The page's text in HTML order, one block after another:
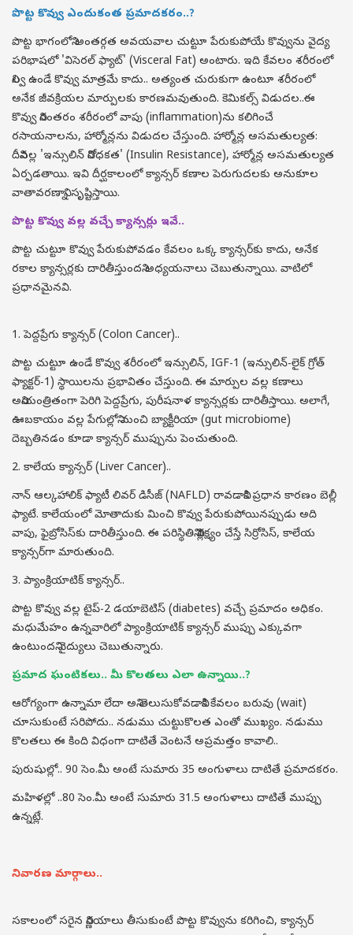
పొట్ట కొవ్వు ఎందుకంత ప్రమాదకరం..?
పొట్ట భాగంలోని అంతర్గత అవయవాల చుట్టూ పేరుకుపోయే కొవ్వును వైద్య
పరిభాషలో 'విసెరల్ ఫ్యాట్' (Visceral Fat) అంటారు. ఇది కేవలం శరీరంలో
నిల్వ ఉండే కొవ్వు మాత్రమే కాదు.. అత్యంత చురుకుగా ఉంటూ శరీరంలో
అనేక జీవక్రియల మార్పులకు కారణమవుతుంది. కెమికల్స్ విడుదల..ఈ
కొవ్వు నిరంతరం శరీరంలో వాపు (inflammation)ను కలిగించే
రసాయనాలను, హార్మోన్లను విడుదల చేస్తుంది. హార్మోన్ల అసమతుల్యత:
దీనివల్ల 'ఇన్సులిన్ నిరోధకత' (Insulin Resistance), హార్మోన్ల అసమతుల్యత
ఏర్పడతాయి. ఇవి దీర్ఘకాలంలో క్యాన్సర్ కణాల పెరుగుదలకు అనుకూల
వాతావరణాన్ని సృష్టిస్తాయి.
పొట్ట కొవ్వు వల్ల వచ్చే క్యాన్సర్లు ఇవే..
పొట్ట చుట్టూ కొవ్వు పేరుకుపోవడం కేవలం ఒక్క క్యాన్సర్‌కు కాదు, అనేక
రకాల క్యాన్సర్లకు దారితీస్తుందని అధ్యయనాలు చెబుతున్నాయి. వాటిలో
ప్రధానమైనవి.
1. పెద్దప్రేగు క్యాన్సర్ (Colon Cancer)..
పొట్ట చుట్టూ ఉండే కొవ్వు శరీరంలో ఇన్సులిన్, IGF-1 (ఇన్సులిన్-లైక్ గ్రోత్
ఫ్యాక్టర్-1) స్థాయిలను ప్రభావితం చేస్తుంది. ఈ మార్పుల వల్ల కణాలు
అనియంత్రితంగా పెరిగి పెద్దప్రేగు, పురీషనాళ క్యాన్సర్లకు దారితీస్తాయి. అలాగే,
ఊబకాయం వల్ల పేగుల్లోని మంచి బ్యాక్టీరియా (gut microbiome)
దెబ్బతినడం కూడా క్యాన్సర్ ముప్పును పెంచుతుంది.
2. కాలేయ క్యాన్సర్ (Liver Cancer)..
నాన్ ఆల్కహాలిక్ ఫ్యాటీ లివర్ డిసీజ్ (NAFLD) రావడానికి ప్రధాన కారణం బెల్లీ
ఫ్యాటే. కాలేయంలో మోతాదుకు మించి కొవ్వు పేరుకుపోయినప్పుడు అది
వాపు, ఫైబ్రోసిస్‌కు దారితీస్తుంది. ఈ పరిస్థితిని నిర్లక్ష్యం చేస్తే సిర్రోసిస్, కాలేయ
క్యాన్సర్‌గా మారుతుంది.
3. ప్యాంక్రియాటిక్ క్యాన్సర్..
పొట్ట కొవ్వు వల్ల టైప్-2 డయాబెటిస్ (diabetes) వచ్చే ప్రమాదం అధికం.
మధుమేహం ఉన్నవారిలో ప్యాంక్రియాటిక్ క్యాన్సర్‌ ముప్పు ఎక్కువగా
ఉంటుందని వైద్యులు చెబుతున్నారు.
ప్రమాద ఘంటికలు.. మీ కొలతలు ఎలా ఉన్నాయి..?
ఆరోగ్యంగా ఉన్నామా లేదా అని తెలుసుకోవడానికి కేవలం బరువు (wait)
చూసుకుంటే సరిపోదు.. నడుము చుట్టుకొలత ఎంతో ముఖ్యం. నడుము
కొలతలు ఈ కింది విధంగా దాటితే వెంటనే అప్రమత్తం కావాలి..
పురుషుల్లో.. 90 సెం.మీ అంటే సుమారు 35 అంగుళాలు దాటితే ప్రమాదకరం.
మహిళల్లో ..80 సెం.మీ అంటే సుమారు 31.5 అంగుళాలు దాటితే ముప్పు
ఉన్నట్లే.
నివారణ మార్గాలు..
సకాలంలో సరైన నిర్ణయాలు తీసుకుంటే పొట్ట కొవ్వును కరిగించి, క్యాన్సర్